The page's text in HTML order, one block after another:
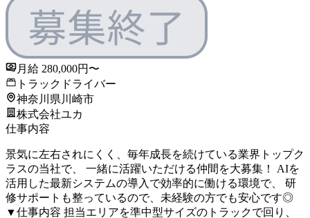
月給 280,000円〜
トラックドライバー
神奈川県川崎市
株式会社ユカ
仕事内容
景気に左右されにくく、毎年成長を続けている業界トップク
ラスの当社で、 一緒に活躍いただける仲間を大募集！ AIを
活用した最新システムの導入で効率的に働ける環境で、 研
修サポートも整っているので、未経験の方でも安心です◎
▼仕事内容 担当エリアを準中型サイズのトラックで回り、